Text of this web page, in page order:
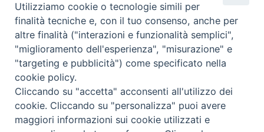
ORARI MESSE
LITURGIA DELLE ORE
GALLERIE FOTOGRAFICHE
Utilizziamo cookie o tecnologie simili per
finalità tecniche e, con il tuo consenso, anche per
altre finalità ("interazioni e funzionalità semplici",
"miglioramento dell'esperienza", "misurazione" e
"targeting e pubblicità") come specificato nella
cookie policy.
Cliccando su "accetta" acconsenti all'utilizzo dei
cookie. Cliccando su "personalizza" puoi avere
maggiori informazioni sui cookie utilizzati e